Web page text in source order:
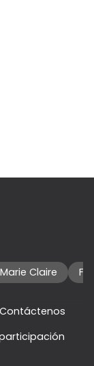
Marie Claire
Contáctenos